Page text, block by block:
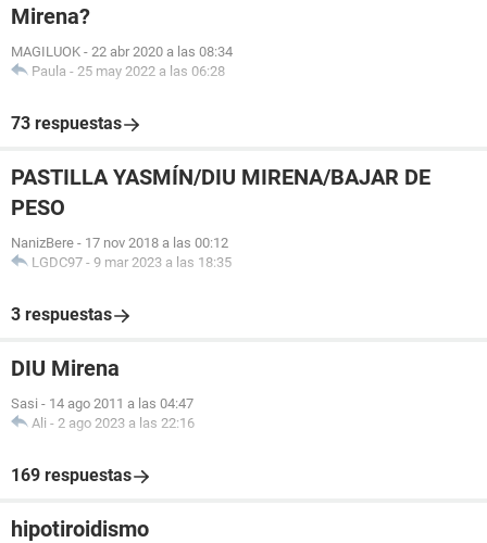
Mirena?
MAGILUOK - 22 abr 2020 a las 08:34
Paula - 25 may 2022 a las 06:28
73 respuestas
PASTILLA YASMÍN/DIU MIRENA/BAJAR DE
PESO
NanizBere - 17 nov 2018 a las 00:12
LGDC97 - 9 mar 2023 a las 18:35
3 respuestas
DIU Mirena
Sasi - 14 ago 2011 a las 04:47
Ali - 2 ago 2023 a las 22:16
169 respuestas
hipotiroidismo